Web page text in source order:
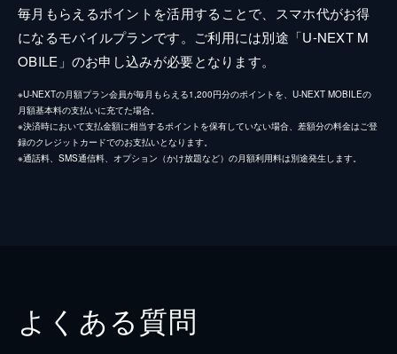
毎月もらえるポイントを活用することで、スマホ代がお得
になるモバイルプランです。ご利用には別途「U-NEXT M
OBILE」のお申し込みが必要となります。
※U-NEXTの月額プラン会員が毎月もらえる1,200円分のポイントを、U-NEXT MOBILEの
月額基本料の支払いに充てた場合。
※決済時において支払金額に相当するポイントを保有していない場合、差額分の料金はご登
録のクレジットカードでのお支払いとなります。
※通話料、SMS通信料、オプション（かけ放題など）の月額利用料は別途発生します。
よくある質問